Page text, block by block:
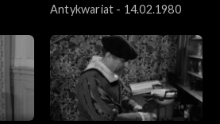
Antykwariat - 14.02.1980